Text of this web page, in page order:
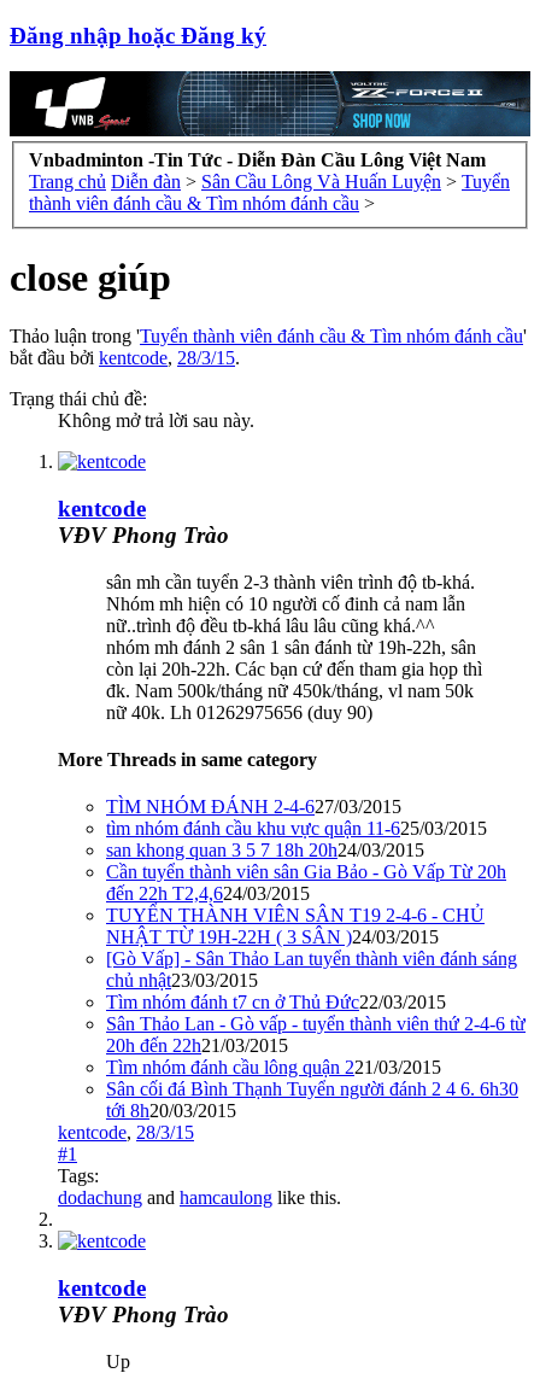
Đăng nhập hoặc Đăng ký
Vnbadminton -Tin Tức - Diễn Đàn Cầu Lông Việt Nam
Trang chủ Diễn đàn > Sân Cầu Lông Và Huấn Luyện > Tuyển
thành viên đánh cầu & Tìm nhóm đánh cầu >
close giúp
Thảo luận trong 'Tuyển thành viên đánh cầu & Tìm nhóm đánh cầu'
bắt đầu bởi kentcode, 28/3/15.
Trạng thái chủ đề:
Không mở trả lời sau này.
kentcode
VĐV Phong Trào
sân mh cần tuyển 2-3 thành viên trình độ tb-khá.
Nhóm mh hiện có 10 người cố đinh cả nam lẫn
nữ..trình độ đều tb-khá lâu lâu cũng khá.^^
nhóm mh đánh 2 sân 1 sân đánh từ 19h-22h, sân
còn lại 20h-22h. Các bạn cứ đến tham gia họp thì
đk. Nam 500k/tháng nữ 450k/tháng, vl nam 50k
nữ 40k. Lh 01262975656 (duy 90)
More Threads in same category
TÌM NHÓM ĐÁNH 2-4-627/03/2015
tìm nhóm đánh cầu khu vực quận 11-625/03/2015
san khong quan 3 5 7 18h 20h24/03/2015
Cần tuyển thành viên sân Gia Bảo - Gò Vấp Từ 20h
đến 22h T2,4,624/03/2015
TUYỂN THÀNH VIÊN SÂN T19 2-4-6 - CHỦ
NHẬT TỪ 19H-22H ( 3 SÂN )24/03/2015
[Gò Vấp] - Sân Thảo Lan tuyển thành viên đánh sáng
chủ nhật23/03/2015
Tìm nhóm đánh t7 cn ở Thủ Đức22/03/2015
Sân Thảo Lan - Gò vấp - tuyển thành viên thứ 2-4-6 từ
20h đến 22h21/03/2015
Tìm nhóm đánh cầu lông quận 221/03/2015
Sân cối đá Bình Thạnh Tuyển người đánh 2 4 6. 6h30
tới 8h20/03/2015
kentcode, 28/3/15
#1
Tags:
dodachung and hamcaulong like this.
kentcode
VĐV Phong Trào
Up